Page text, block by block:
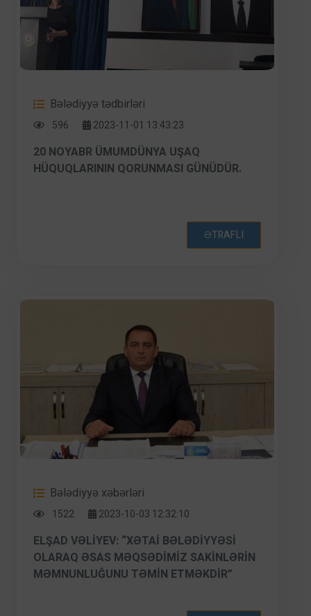
Bələdiyyə tədbirləri
596 2023-11-01 13:43:23
20 NOYABR ÜMUMDÜNYA UŞAQ
HÜQUQLARININ QORUNMASI GÜNÜDÜR.
ƏTRAFLI
Bələdiyyə xəbərləri
1522 2023-10-03 12:32:10
ELŞAD VƏLIYEV: “XƏTAI BƏLƏDIYYƏSI
OLARAQ ƏSAS MƏQSƏDIMIZ SAKINLƏRIN
MƏMNUNLUĞUNU TƏMIN ETMƏKDIR”